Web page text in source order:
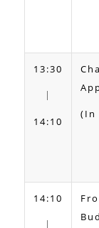
13:30
14:10
(In
14:10